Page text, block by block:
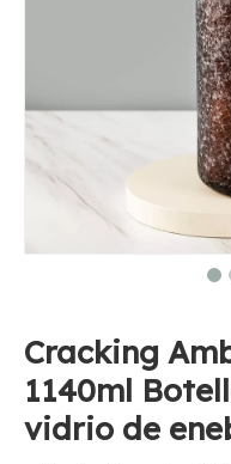
Cracking
1140ml
vidrio de